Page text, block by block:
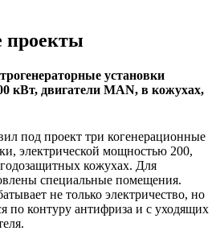
проекты
установки
кВт, двигатели MAN, в кожухах,
под проект три когенерационные
электрической мощностью 200,
кожухах. Для
специальные помещения.
не только электричество, но
по контуру антифриза и с уходящих